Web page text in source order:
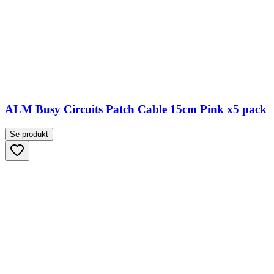
ALM Busy Circuits Patch Cable 15cm Pink x5 pack
Se produkt